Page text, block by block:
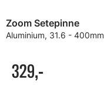
Zoom Setepinne
Aluminium, 31.6 - 400mm
329,-